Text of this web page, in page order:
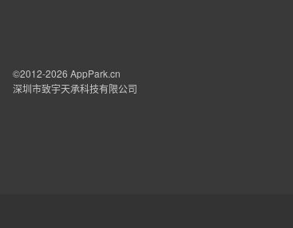
©2012-2026 AppPark.cn
深圳市致宇天承科技有限公司